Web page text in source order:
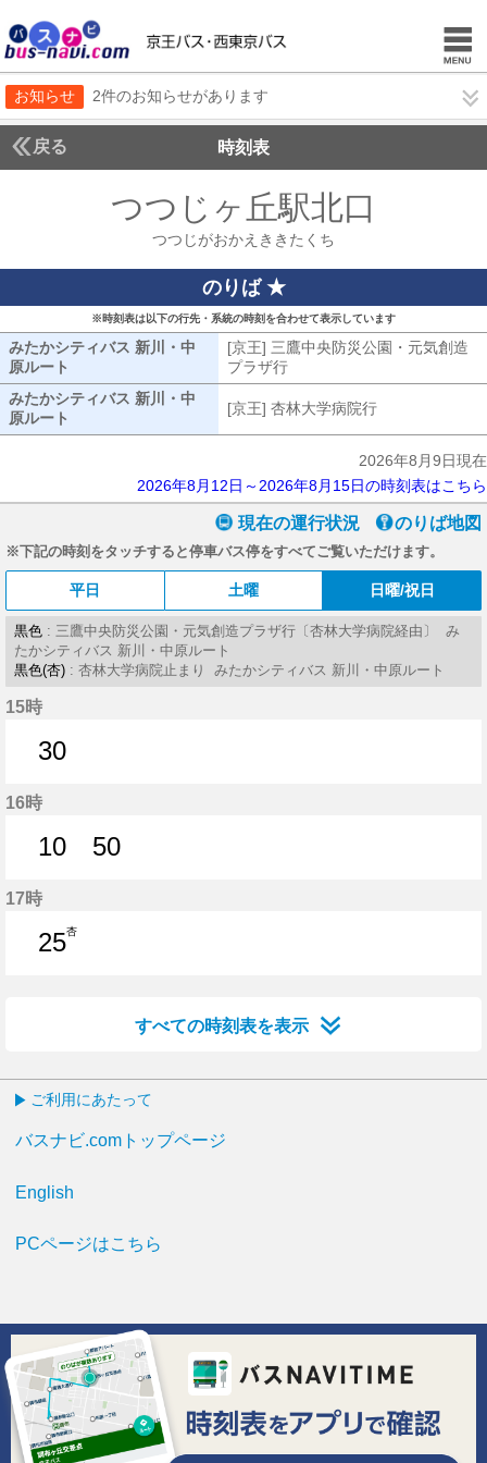
お知らせ 2件のお知らせがあります
戻る 時刻表
つつじヶ丘駅北口
つつじがおかえききたくち
のりば ★
※時刻表は以下の行先・系統の時刻を合わせて表示しています
みたかシティバス 新川・中
原ルート
みたかシティバス 新川・中原ルート
[京王] 三鷹中央防災公園・元気創造
プラザ行
みたかシティバス 新川・中
原ルート
みたかシティバス 新川・中原ルート
[京王] 杏林大学病院行
2026年8月9日現在
2026年8月12日～2026年8月15日の時刻表はこちら
現在の運行状況 のりば地図
※下記の時刻をタッチすると停車バス停をすべてご覧いただけます。
平日 土曜 日曜/祝日
黒色 : 三鷹中央防災公園・元気創造プラザ行〔杏林大学病院経由〕 み
たかシティバス 新川・中原ルート
黒色(杏) : 杏林大学病院止まり みたかシティバス 新川・中原ルート
15時
30
16時
10
50
17時
25杏
すべての時刻表を表示
ご利用にあたって
バスナビ.comトップページ
English
PCページはこちら